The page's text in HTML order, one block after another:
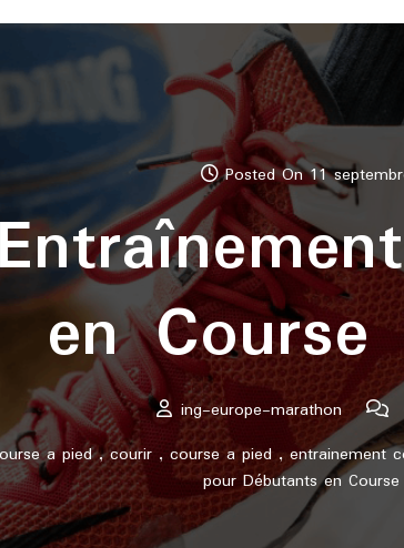
Posted On 11
en
ing-europe-marathon
a pied,courir, course a pied, entrainement
pour Débutants en